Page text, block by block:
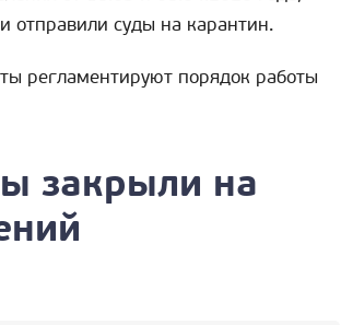
отправили суды на карантин.
регламентируют порядок работы
закрыли на